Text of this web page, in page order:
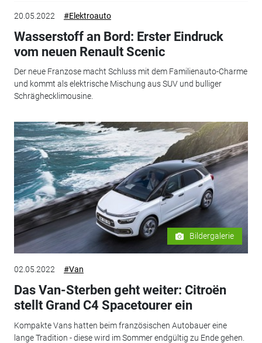
20.05.2022 #Elektroauto
Wasserstoff an Bord: Erster Eindruck
vom neuen Renault Scenic
Der neue Franzose macht Schluss mit dem Familienauto-Charme
und kommt als elektrische Mischung aus SUV und bulliger
Schräghecklimousine.
Bildergalerie
02.05.2022 #Van
Das Van-Sterben geht weiter: Citroën
stellt Grand C4 Spacetourer ein
Kompakte Vans hatten beim französischen Autobauer eine
lange Tradition - diese wird im Sommer endgültig zu Ende gehen.